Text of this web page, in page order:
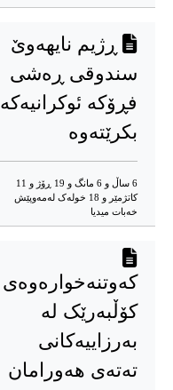
ڕژیم نایهه‌وێ
سندوقی ڕه‌شی
فڕۆکه‌ ئوکرانیه‌که‌
بکرێته‌وه‌
6 ساڵ و 6 مانگ و 19 ڕۆژ و 11
کاتژمێر و 18 خوله‌ک له‌مه‌وپێش‌
خه‌بات میدیا
کەوتنەخوارەوەی
کۆڵبەرێک لە
بەرزاییەکانی
تەتەی هەورامان